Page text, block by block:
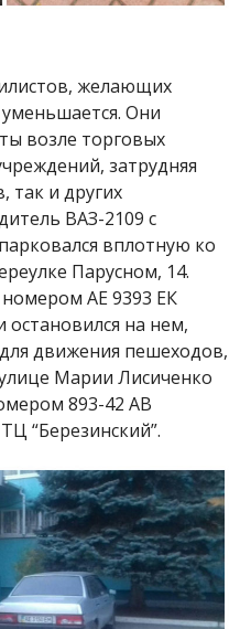
желающих
Они
возле торговых
затрудняя
так и других
ВАЗ-2109 с
вплотную ко
Парусном, 14.
АЕ 9393 ЕК
остановился на нем,
движения пешеходов,
Марии Лисиченко
893-42 АВ
“Березинский”.